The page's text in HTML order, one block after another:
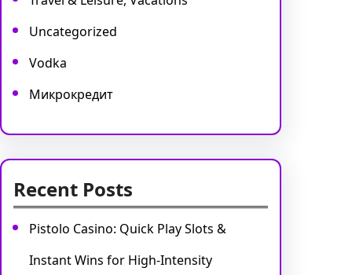
Uncategorized
Vodka
Микрокредит
Recent Posts
Pistolo Casino: Quick Play Slots &
Instant Wins for High‑Intensity